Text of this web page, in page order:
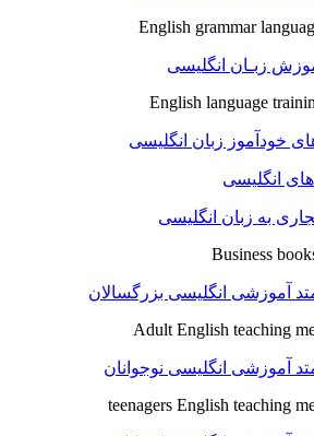
English grammar
زبـان انگلیسی
English language
خودآموز زبان انگلیسی
انگلیسی
به زبان انگلیسی
Business
آموزشی انگلیسی بزرگسالان
Adult English teaching
آموزشی انگلیسی نوجوانان
teenagers English teaching